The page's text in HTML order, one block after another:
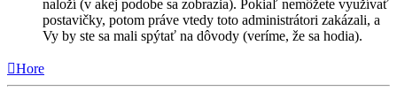
naloží (v akej podobe sa zobrazia). Pokiaľ nemôžete využívať
postavičky, potom práve vtedy toto administrátori zakázali, a
Vy by ste sa mali spýtať na dôvody (veríme, že sa hodia).
Hore